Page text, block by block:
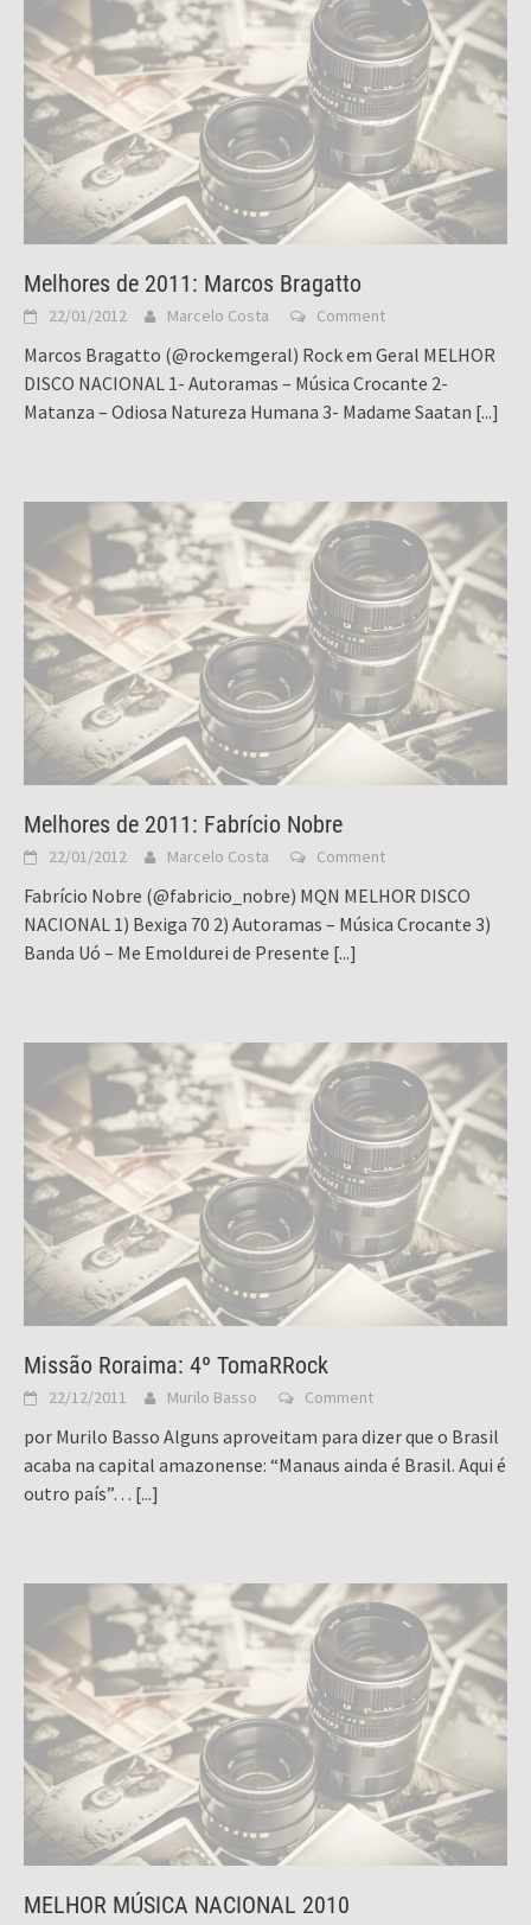
Melhores de 2011: Marcos Bragatto
22/01/2012 Marcelo Costa Comment
Marcos Bragatto (@rockemgeral) Rock em Geral MELHOR
DISCO NACIONAL 1- Autoramas – Música Crocante 2-
Matanza – Odiosa Natureza Humana 3- Madame Saatan [...]
Melhores de 2011: Fabrício Nobre
22/01/2012 Marcelo Costa Comment
Fabrício Nobre (@fabricio_nobre) MQN MELHOR DISCO
NACIONAL 1) Bexiga 70 2) Autoramas – Música Crocante 3)
Banda Uó – Me Emoldurei de Presente [...]
Missão Roraima: 4º TomaRRock
22/12/2011 Murilo Basso Comment
por Murilo Basso Alguns aproveitam para dizer que o Brasil
acaba na capital amazonense: “Manaus ainda é Brasil. Aqui é
outro país”… [...]
MELHOR MÚSICA NACIONAL 2010